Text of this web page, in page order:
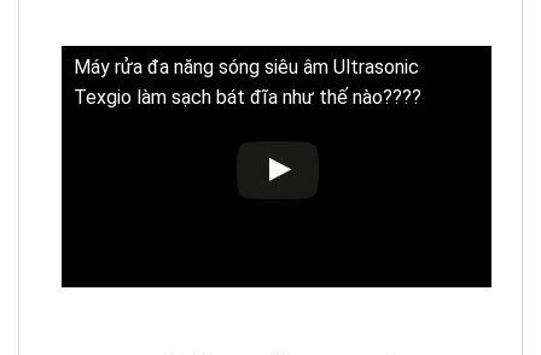
Máy rửa đa năng sóng siêu âm Ultrasonic
Texgio làm sạch bát đĩa như thế nào????